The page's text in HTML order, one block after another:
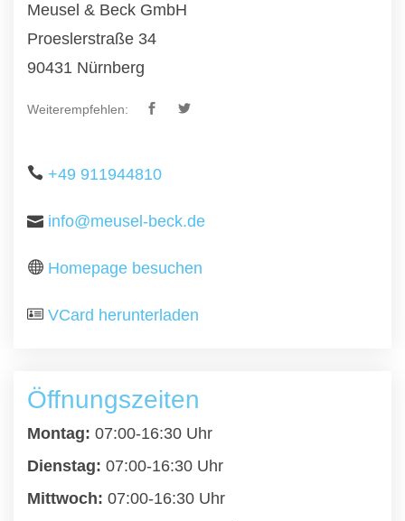
Meusel & Beck GmbH
Proeslerstraße 34
90431 Nürnberg
Weiterempfehlen:
+49 911944810
info@meusel-beck.de
Homepage besuchen
VCard herunterladen
Öffnungszeiten
Montag: 07:00-16:30 Uhr
Dienstag: 07:00-16:30 Uhr
Mittwoch: 07:00-16:30 Uhr